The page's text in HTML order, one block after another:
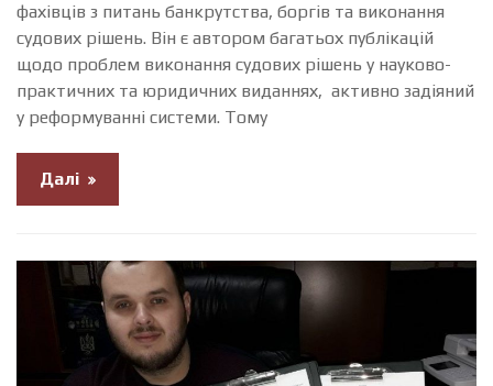
фахівців з питань банкрутства, боргів та виконання
судових рішень. Він є автором багатьох публікацій
щодо проблем виконання судових рішень у науково-
практичних та юридичних виданнях, активно задіяний
у реформуванні системи. Тому
Далі